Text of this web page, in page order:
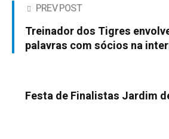
PREV POST
Treinador dos Tigres
palavras com sócios na
Festa de Finalistas Jardim